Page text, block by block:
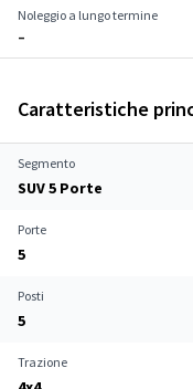
Noleggio a lungo termine
–
Caratteristiche
Segmento
SUV 5 Porte
Porte
5
Posti
5
Trazione